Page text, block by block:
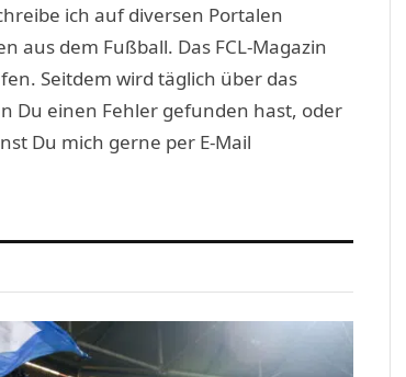
ich auf diversen Portalen
aus dem Fußball. Das FCL-Magazin
Seitdem wird täglich über das
Du einen Fehler gefunden hast, oder
Du mich gerne per E-Mail